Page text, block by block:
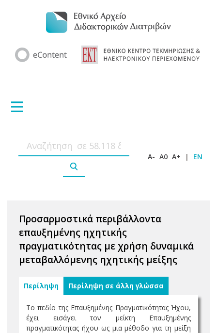
A- A0 A+ | EN
Προσαρμοστικά περιβάλλοντα
επαυξημένης ηχητικής
πραγματικότητας με χρήση δυναμικά
μεταβαλλόμενης ηχητικής μείξης
Περίληψη Περίληψη σε άλλη γλώσσα
Το πεδίο της Επαυξημένης Πραγματικότητας Ήχου,
έχει εισάγει τον μείκτη Επαυξημένης
πραγματικότητας ήχου ως μια μέθοδο για τη μείξη